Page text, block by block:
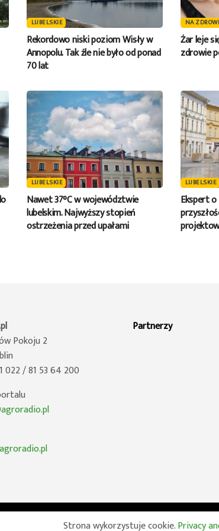
LUBELSKIE
Rekordowo niski poziom Wisły w
Annopolu. Tak źle nie było od ponad
70 lat
NA
Żar leje
zdrowie
LUBELSKIE
Nawet 37°C w województwie
lubelskim. Najwyższy stopień
ostrzeżenia przed upałami
LUBELSKIE
Ekspert
Pokoju 2
022 / 81 53 64 200
Partnerzy
© 2026 Wszelkie prawa
Strona wykorzystuje cookie.Privacy